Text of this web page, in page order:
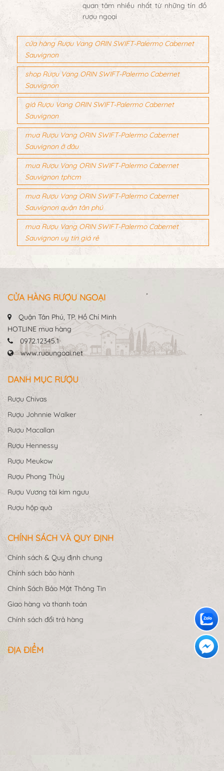
quan tâm nhiều nhất từ những tín đồ
rượu ngoại
cửa hàng Rượu Vang ORIN SWIFT-Palermo Cabernet
Sauvignon
shop Rượu Vang ORIN SWIFT-Palermo Cabernet
Sauvignon
giá Rượu Vang ORIN SWIFT-Palermo Cabernet
Sauvignon
mua Rượu Vang ORIN SWIFT-Palermo Cabernet
Sauvignon ở đâu
mua Rượu Vang ORIN SWIFT-Palermo Cabernet
Sauvignon tphcm
mua Rượu Vang ORIN SWIFT-Palermo Cabernet
Sauvignon quận tân phú
mua Rượu Vang ORIN SWIFT-Palermo Cabernet
Sauvignon uy tín giá rẻ
CỬA HÀNG RƯỢU NGOẠI
Quận Tân Phú, TP. Hồ Chí Minh
HOTLINE mua hàng
0972.12345.1
www.ruoungoai.net
DANH MỤC RƯỢU
Rượu Chivas
Rượu Johnnie Walker
Rượu Macallan
Rượu Hennessy
Rượu Meukow
Rượu Phong Thủy
Rượu Vương tài kim ngưu
Rượu hộp quà
CHÍNH SÁCH VÀ QUY ĐỊNH
Chính sách & Quy định chung
Chính sách bảo hành
Chính Sách Bảo Mật Thông Tin
Giao hàng và thanh toán
Chính sách đổi trả hàng
ĐỊA ĐIỂM